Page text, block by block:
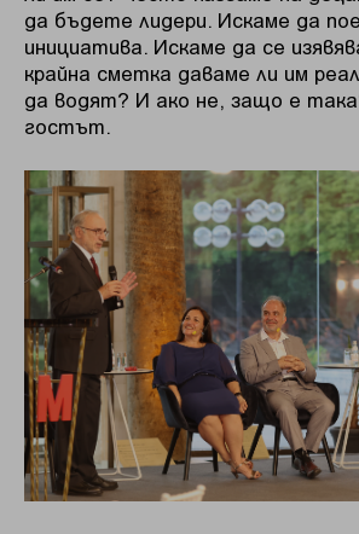
да бъдете лидери. Искаме да
инициатива. Искаме да се
крайна сметка даваме ли им
да водят? И ако не, защо е
гостът.